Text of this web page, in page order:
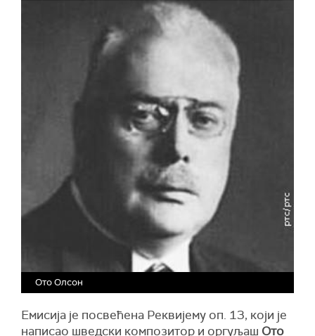
Ото Олсон
Емисија је посвећена Реквијему оп. 13, који је
написао шведски композитор и оргуљаш Ото